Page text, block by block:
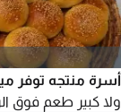
أسرة منتجه توفر
ولا كبير طعم فوق الرائع